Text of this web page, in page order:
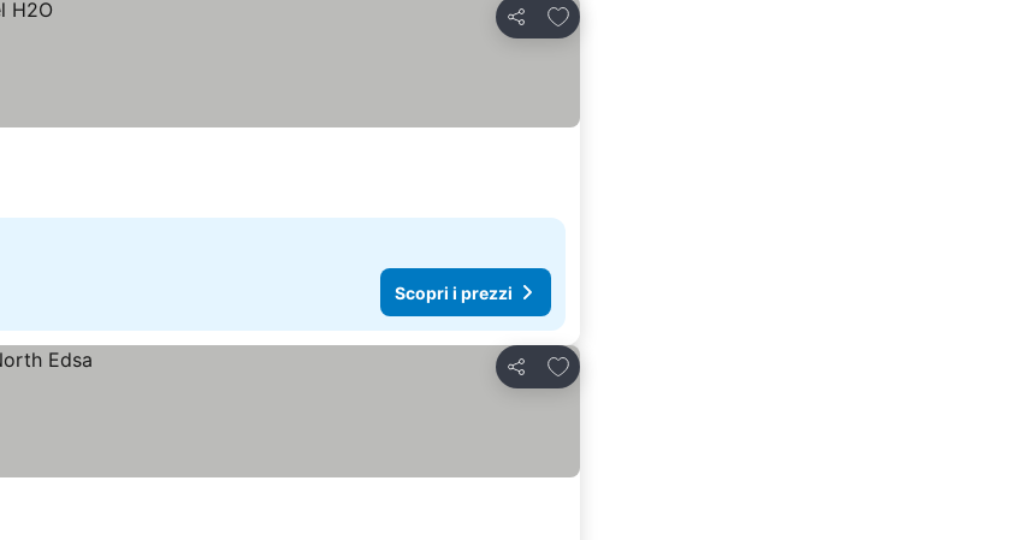
Condividi
Aggiungi ai preferiti
Scopri i prezzi
Condividi
Aggiungi ai preferiti